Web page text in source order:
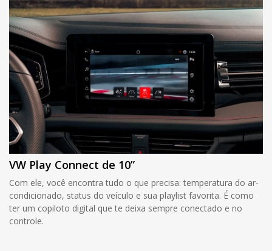
VW Play Connect de 10”
Com ele, você encontra tudo o que precisa: temperatura do ar-
condicionado, status do veículo e sua playlist favorita. É como
ter um copiloto digital que te deixa sempre conectado e no
controle.